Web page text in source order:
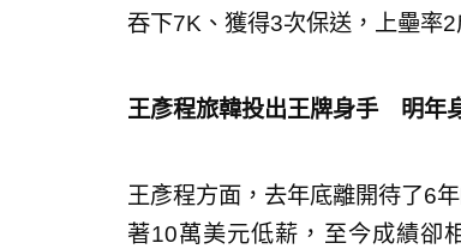
吞下7K、獲得3次保送，上壘率2
王彥程旅韓投出王牌身手 明年
王彥程方面，去年底離開待了6
著10萬美元低薪，至今成績卻